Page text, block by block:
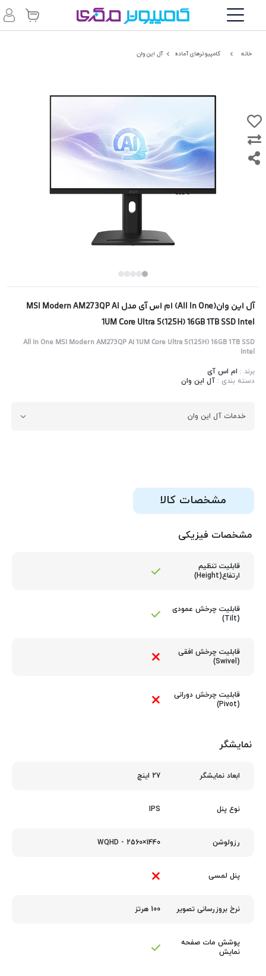
خانه کامپیوترهای آماده آل این وان
آل این وان(All In One) ام اس آی مدل MSI Modern AM273QP AI
1UM Core Ultra 5(125H) 16GB 1TB SSD Intel
All In One MSI Modern AM273QP AI 1UM Core Ultra 5(125H) 16GB 1TB SSD
Intel
برند : ام اس آی
دسته بندی :آل این وان
خدمات آل این وان
مشخصات کالا
مشخصات فیزیکی
قابلیت تنظیم
ارتفاع(Height)
قابلیت چرخش عمودی
(Tilt)
قابلیت چرخش افقی
(Swivel)
قابلیت چرخش دورانی
(Pivot)
نمایشگر
ابعاد نمایشگر 27 اینچ
نوع پنل IPS
رزولوشن 1440×2560 - WQHD
پنل لمسی
نرخ بروزرسانی تصویر 100 هرتز
پوشش مات صفحه
نمایش